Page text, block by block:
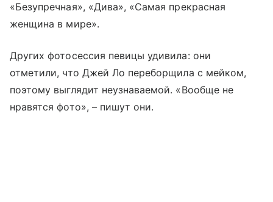
«Безупречная», «Дива», «Самая прекрасная
женщина в мире».
Других фотосессия певицы удивила: они
отметили, что Джей Ло переборщила с мейком,
поэтому выглядит неузнаваемой. «Вообще не
нравятся фото», – пишут они.